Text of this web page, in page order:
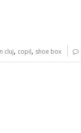
cluj, copil, shoe box